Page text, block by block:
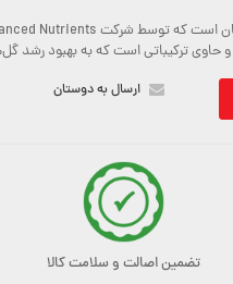
ترکیباتی است که به بهبود
ارسال به دوستان
تضمین اصالت و سلامت کالا